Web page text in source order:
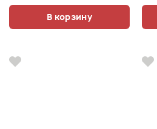
В корзину